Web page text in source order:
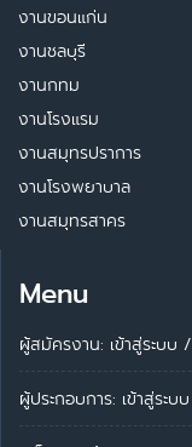
งานขอนแก่น
งานชลบุรี
งานกทม
งานโรงแรม
งานสมุทรปราการ
งานโรงพยาบาล
งานสมุทรสาคร
Menu
ผู้สมัครงาน: เข้าสู่ระบบ /
ผู้ประกอบการ: เข้าสู่ระบบ